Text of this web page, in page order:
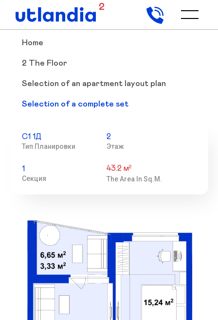
2
Home
2 The Floor
Selection of an apartment layout plan
Selection of a complete set
С1 1Д
Тип Планировки
2
Этаж
1
Секция
43.2 м2
The Area In Sq.m.